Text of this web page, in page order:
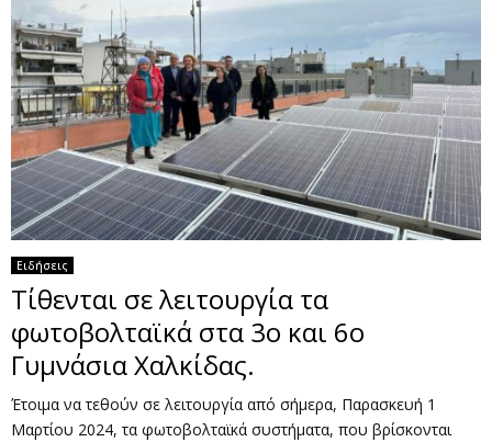
Ειδήσεις
Τίθενται σε λειτουργία τα
φωτοβολταϊκά στα 3ο και 6ο
Γυμνάσια Χαλκίδας.
Έτοιμα να τεθούν σε λειτουργία από σήμερα, Παρασκευή 1
Μαρτίου 2024, τα φωτοβολταϊκά συστήματα, που βρίσκονται